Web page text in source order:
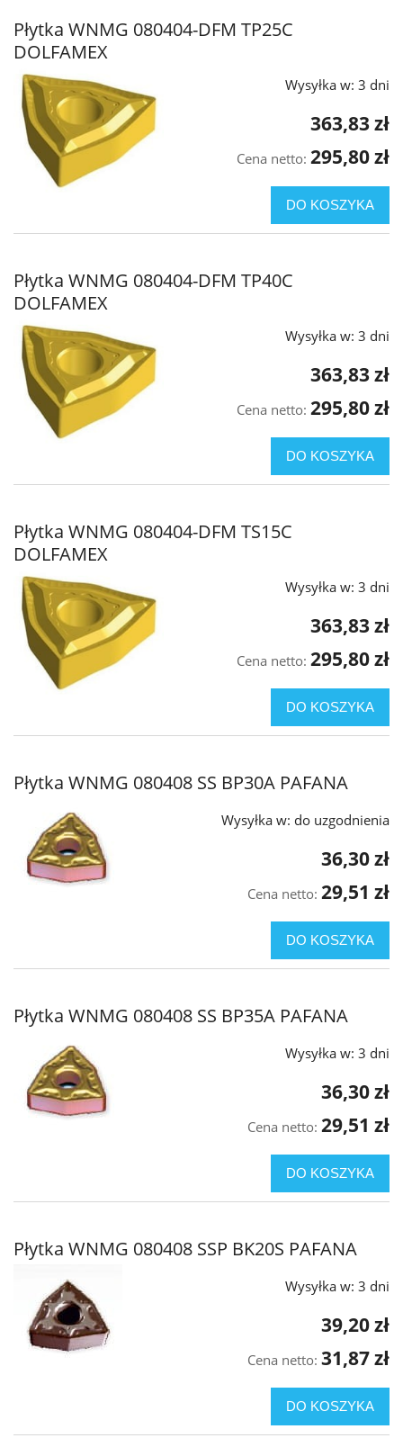
Płytka WNMG 080404-DFM TP25C
DOLFAMEX
Wysyłka w: 3 dni
363,83 zł
Cena netto: 295,80 zł
DO KOSZYKA
Płytka WNMG 080404-DFM TP40C
DOLFAMEX
Wysyłka w: 3 dni
363,83 zł
Cena netto: 295,80 zł
DO KOSZYKA
Płytka WNMG 080404-DFM TS15C
DOLFAMEX
Wysyłka w: 3 dni
363,83 zł
Cena netto: 295,80 zł
DO KOSZYKA
Płytka WNMG 080408 SS BP30A PAFANA
Wysyłka w: do uzgodnienia
36,30 zł
Cena netto: 29,51 zł
DO KOSZYKA
Płytka WNMG 080408 SS BP35A PAFANA
Wysyłka w: 3 dni
36,30 zł
Cena netto: 29,51 zł
DO KOSZYKA
Płytka WNMG 080408 SSP BK20S PAFANA
Wysyłka w: 3 dni
39,20 zł
Cena netto: 31,87 zł
DO KOSZYKA